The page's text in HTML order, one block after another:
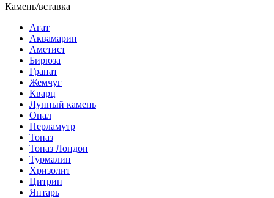
Камень/вставка
Агат
Аквамарин
Аметист
Бирюза
Гранат
Жемчуг
Кварц
Лунный камень
Опал
Перламутр
Топаз
Топаз Лондон
Турмалин
Хризолит
Цитрин
Янтарь